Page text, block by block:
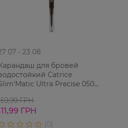
07 - 23 08
для бровей
Catrice
Ultra Precise 050
ГРН
ГРН